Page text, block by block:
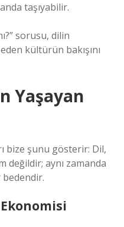
taşıyabilir.
sorusu, dilin
kültürün bakışını
Yaşayan
bize şunu gösterir: Dil,
değildir; aynı zamanda